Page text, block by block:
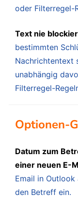
oder Filterregel-
Text nie
bestimmten
Nachrichtentext
unabhängig
Filterregel-
Optionen-
Datum zum
einer neuen E-
Email in
den Betreff ein.